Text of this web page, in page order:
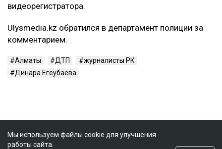
видеорегистратора.
Ulysmedia.kz обратился в департамент полиции за
комментарием.
Алматы ДТП
журналисты РК
Динара Егеубаева
Мы используем файлы cookie для улучшения
работы сайта.